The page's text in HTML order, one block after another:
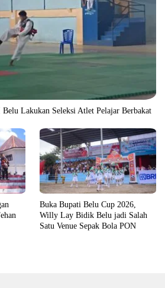
Lakukan Seleksi Atlet Pelajar Berbakat
Buka Bupati Belu Cup 2026,
Willy Lay Bidik Belu jadi Salah
Satu Venue Sepak Bola PON